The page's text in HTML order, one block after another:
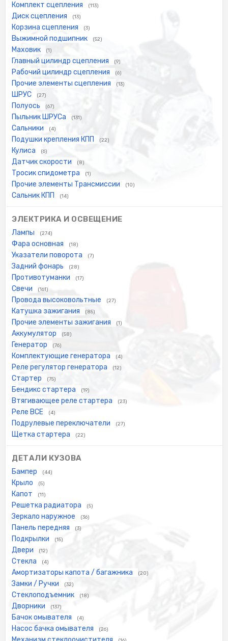
Комплект сцепления (113)
Диск сцепления (13)
Корзина сцепления (3)
Выжимной подшипник (52)
Маховик (1)
Главный цилиндр сцепления (9)
Рабочий цилиндр сцепления (6)
Прочие элементы сцепления (13)
ШРУС (27)
Полуось (67)
Пыльник ШРУСа (131)
Сальники (4)
Подушки крепления КПП (22)
Кулиса (6)
Датчик скорости (8)
Тросик спидометра (1)
Прочие элементы Трансмиссии (10)
Сальник КПП (14)
ЭЛЕКТРИКА И ОСВЕЩЕНИЕ
Лампы (274)
Фара основная (18)
Указатели поворота (7)
Задний фонарь (28)
Противотуманки (17)
Свечи (161)
Провода высоковольтные (27)
Катушка зажигания (85)
Прочие элементы зажигания (1)
Аккумулятор (58)
Генератор (76)
Комплектующие генератора (4)
Реле регулятор генератора (12)
Стартер (75)
Бендикс стартера (19)
Втягивающее реле стартера (23)
Реле ВСЕ (4)
Подрулевые переключатели (27)
Щетка стартера (22)
ДЕТАЛИ КУЗОВА
Бампер (44)
Крыло (5)
Капот (11)
Решетка радиатора (5)
Зеркало наружное (36)
Панель передняя (3)
Подкрылки (15)
Двери (12)
Стекла (4)
Амортизаторы капота / багажника (20)
Замки / Ручки (32)
Стеклоподъемник (18)
Дворники (137)
Бачок омывателя (4)
Насос бачка омывателя (26)